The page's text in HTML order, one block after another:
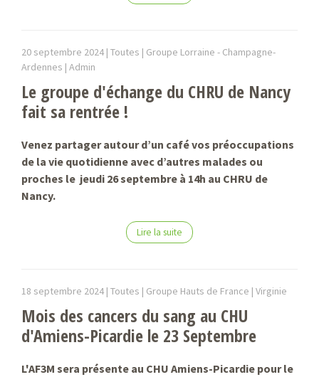
20 septembre 2024 | Toutes | Groupe Lorraine - Champagne-
Ardennes | Admin
Le groupe d'échange du CHRU de Nancy
fait sa rentrée !
Venez partager autour d’un café vos préoccupations
de la vie quotidienne avec d’autres malades ou
proches le jeudi 26 septembre à 14h au CHRU de
Nancy.
Lire la suite
18 septembre 2024 | Toutes | Groupe Hauts de France | Virginie
Mois des cancers du sang au CHU
d'Amiens-Picardie le 23 Septembre
L'AF3M sera présente au CHU Amiens-Picardie pour le